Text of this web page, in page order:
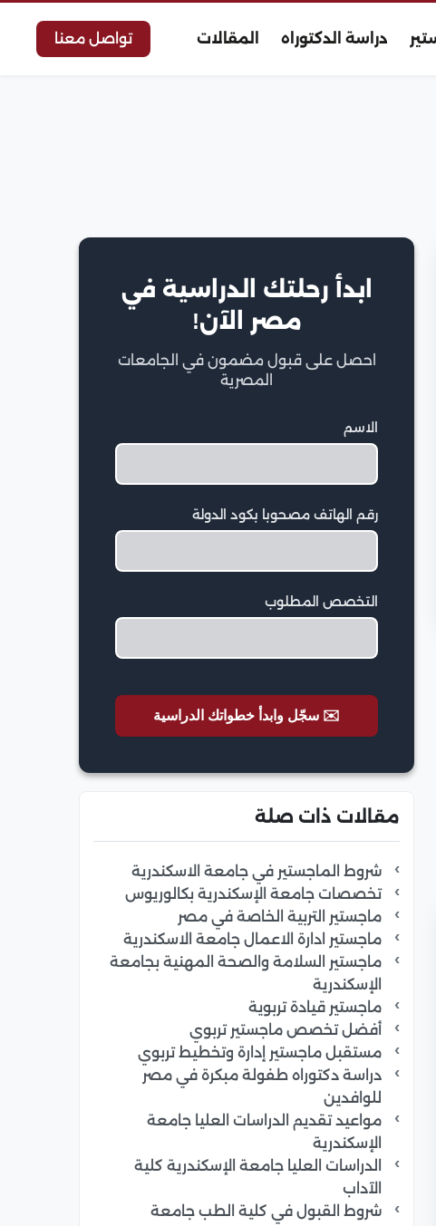
دراسة الدكتوراه المقالات تواصل معنا
ابدأ رحلتك الدراسية في
مصر الآن!
احصل على قبول مضمون في الجامعات
المصرية
الاسم
رقم الهاتف مصحوبا بكود الدولة
التخصص المطلوب
✉️ سجّل وابدأ خطواتك الدراسية
مقالات ذات صلة
شروط الماجستير في جامعة الاسكندرية
تخصصات جامعة الإسكندرية بكالوريوس
ماجستير التربية الخاصة في مصر
ماجستير ادارة الاعمال جامعة الاسكندرية
ماجستير السلامة والصحة المهنية بجامعة
الإسكندرية
ماجستير قيادة تربوية
أفضل تخصص ماجستير تربوي
مستقبل ماجستير إدارة وتخطيط تربوي
دراسة دكتوراه طفولة مبكرة في مصر
للوافدين
مواعيد تقديم الدراسات العليا جامعة
الإسكندرية
الدراسات العليا جامعة الإسكندرية كلية
الآداب
شروط القبول في كلية الطب جامعة